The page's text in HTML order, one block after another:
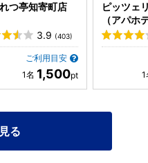
つ亭知寄町店
3.9 (403)
ご利用目安
1,500
ピッツェ
（アパホ
内）
る